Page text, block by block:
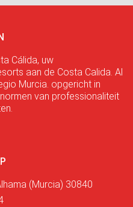
Cálida, uw
aan de Costa Calida. Al
Murcia. opgericht in
van professionaliteit
(Murcia) 30840